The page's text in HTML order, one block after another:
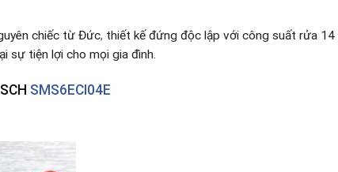
chiếc từ Đức, thiết kế đứng độc lập với công suất rửa 14
sự tiện lợi cho mọi gia đình.
SMS6ECI04E